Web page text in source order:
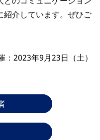
紹介しています。ぜひご
：2023年9月23日（土）